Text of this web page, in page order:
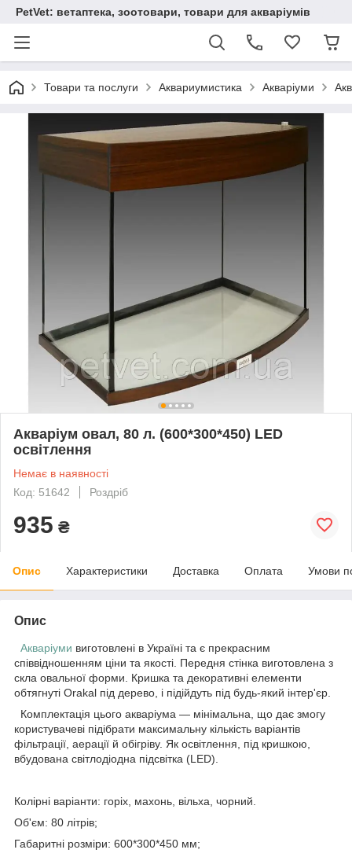
PetVet: ветаптека, зоотовари, товари для акваріумів
Товари та послуги Аквариумистика Акваріуми
Акваріум овал, 80 л. (600*300*450) LED
освітлення
Немає в наявності
Код: 51642
Роздріб
935 ₴
Опис Характеристики Доставка Оплата Умови
Опис
Акваріуми виготовлені в Україні та є прекрасним
співвідношенням ціни та якості. Передня стінка виготовлена з
скла овальної форми. Кришка та декоративні елементи
обтягнуті Orakal під дерево, і підійдуть під будь-який інтер'єр.
Комплектація цього акваріума — мінімальна, що дає змогу
користувачеві підібрати максимальну кількість варіантів
фільтрації, аерації й обігріву. Як освітлення, під кришкою,
вбудована світлодіодна підсвітка (LED).
Колірні варіанти: горіх, махонь, вільха, чорний.
Об'єм: 80 літрів;
Габаритні розміри: 600*300*450 мм;